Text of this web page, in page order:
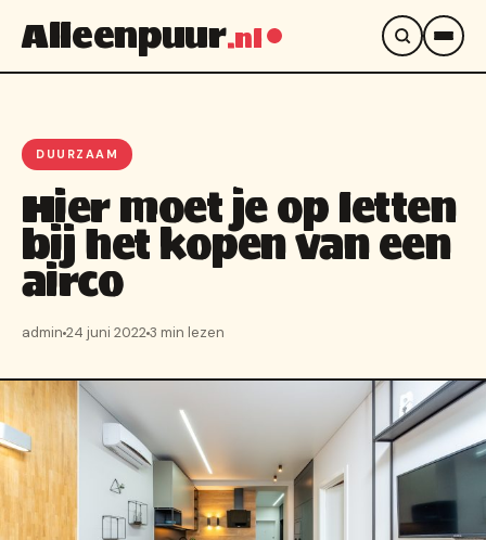
Alleenpuur.nl
DUURZAAM
Hier moet je op letten
bij het kopen van een
airco
admin 24 juni 20223 min lezen